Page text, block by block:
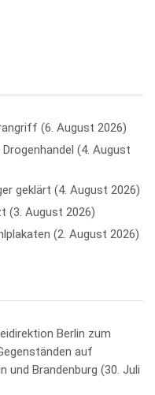
6. August 2026
4. August
geklärt
4. August 2026
3. August 2026
2. August 2026
Berlin zum
auf
und Brandenburg 30. Juli